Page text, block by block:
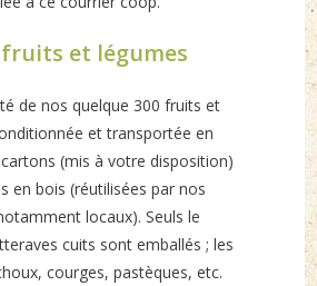
et légumes
de nos quelque 300 fruits et
et transportée en
(mis à votre disposition)
en bois (réutilisées par nos
locaux). Seuls le
cuits sont emballés ; les
courges, pastèques, etc.